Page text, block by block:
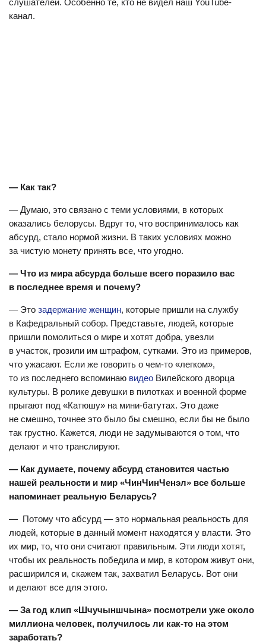
слушателей. Особенно те, кто не видел наш YouTube-
канал.
— Как так?
— Думаю, это связано с теми условиями, в которых
оказались белорусы. Вдруг то, что воспринималось как
абсурд, стало нормой жизни. В таких условиях можно
за чистую монету принять все, что угодно.
— Что из мира абсурда больше всего поразило вас
в последнее время и почему?
— Это задержание женщин, которые пришли на службу
в Кафедральный собор. Представьте, людей, которые
пришли помолиться о мире и хотят добра, увезли
в участок, грозили им штрафом, сутками. Это из примеров,
что ужасают. Если же говорить о чем-то «легком»,
то из последнего вспоминаю видео Вилейского дворца
культуры. В ролике девушки в пилотках и военной форме
прыгают под «Катюшу» на мини-батутах. Это даже
не смешно, точнее это было бы смешно, если бы не было
так грустно. Кажется, люди не задумываются о том, что
делают и что транслируют.
— Как думаете, почему абсурд становится частью
нашей реальности и мир «ЧинЧинЧенэл» все больше
напоминает реальную Беларусь?
— Потому что абсурд — это нормальная реальность для
людей, которые в данный момент находятся у власти. Это
их мир, то, что они считают правильным. Эти люди хотят,
чтобы их реальность победила и мир, в котором живут они,
расширился и, скажем так, захватил Беларусь. Вот они
и делают все для этого.
— За год клип «Шчучыншчына» посмотрели уже около
миллиона человек, получилось ли как-то на этом
заработать?